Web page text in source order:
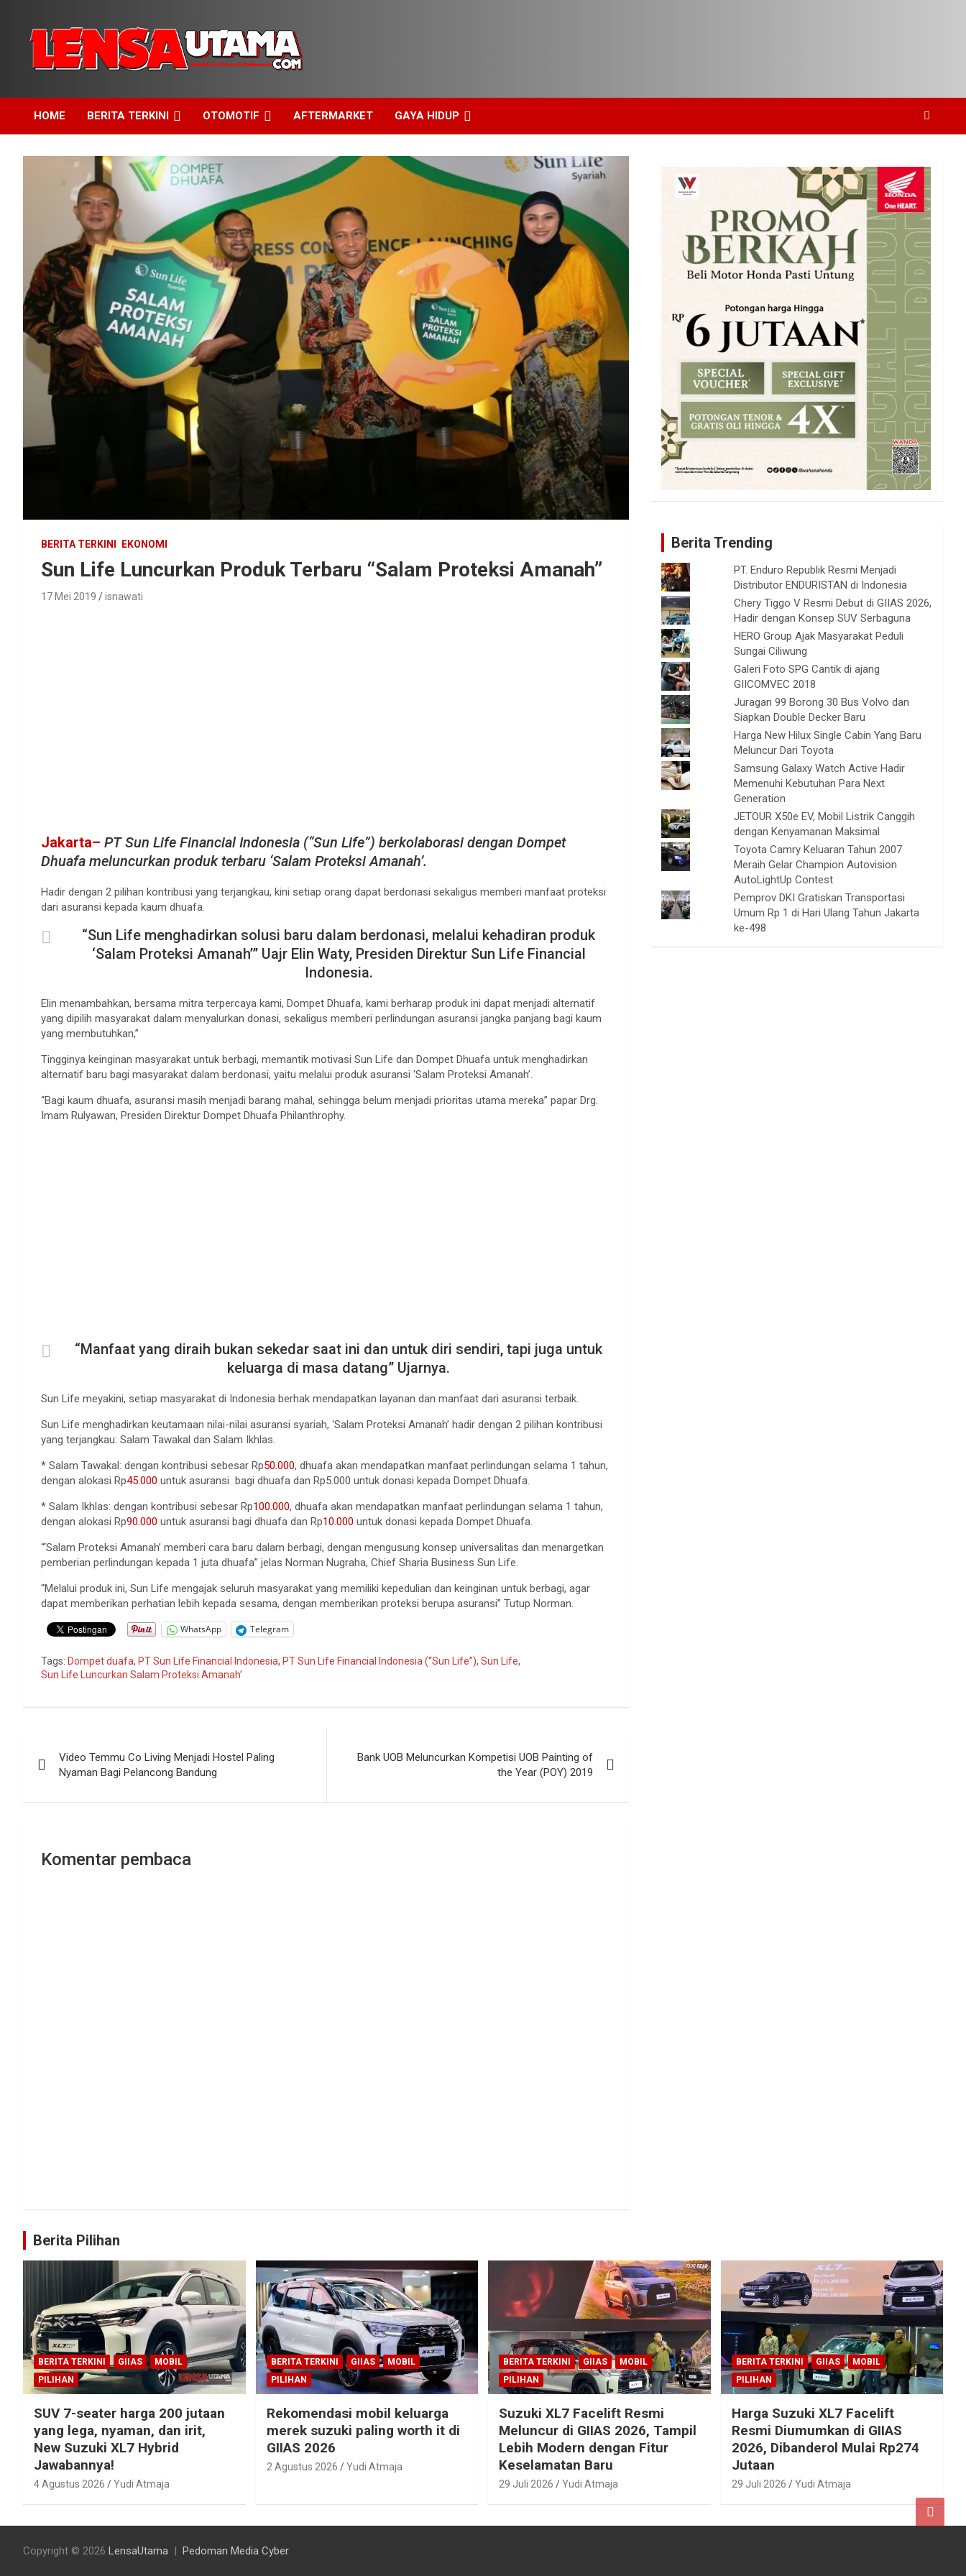
content
LensaUtama
HOME BERITA TERKINI OTOMOTIF AFTERMARKET GAYA HIDUP
BERITA TERKINI EKONOMI
Sun Life Luncurkan Produk Terbaru “Salam Proteksi Amanah”
17 Mei 2019 isnawati
Jakarta– PT Sun Life Financial Indonesia (“Sun Life”) berkolaborasi dengan Dompet
Dhuafa meluncurkan produk terbaru ‘Salam Proteksi Amanah’.
Hadir dengan 2 pilihan kontribusi yang terjangkau, kini setiap orang dapat berdonasi sekaligus memberi manfaat proteksi
dari asuransi kepada kaum dhuafa.
“Sun Life menghadirkan solusi baru dalam berdonasi, melalui kehadiran produk
‘Salam Proteksi Amanah’” Uajr Elin Waty, Presiden Direktur Sun Life Financial
Indonesia.
Elin menambahkan, bersama mitra terpercaya kami, Dompet Dhuafa, kami berharap produk ini dapat menjadi alternatif
yang dipilih masyarakat dalam menyalurkan donasi, sekaligus memberi perlindungan asuransi jangka panjang bagi kaum
yang membutuhkan,”
Tingginya keinginan masyarakat untuk berbagi, memantik motivasi Sun Life dan Dompet Dhuafa untuk menghadirkan
alternatif baru bagi masyarakat dalam berdonasi, yaitu melalui produk asuransi ‘Salam Proteksi Amanah’.
“Bagi kaum dhuafa, asuransi masih menjadi barang mahal, sehingga belum menjadi prioritas utama mereka” papar Drg.
Imam Rulyawan, Presiden Direktur Dompet Dhuafa Philanthrophy.
“Manfaat yang diraih bukan sekedar saat ini dan untuk diri sendiri, tapi juga untuk
keluarga di masa datang” Ujarnya.
Sun Life meyakini, setiap masyarakat di Indonesia berhak mendapatkan layanan dan manfaat dari asuransi terbaik.
Sun Life menghadirkan keutamaan nilai-nilai asuransi syariah, ‘Salam Proteksi Amanah’ hadir dengan 2 pilihan kontribusi
yang terjangkau: Salam Tawakal dan Salam Ikhlas.
* Salam Tawakal: dengan kontribusi sebesar Rp50.000, dhuafa akan mendapatkan manfaat perlindungan selama 1 tahun,
dengan alokasi Rp45.000 untuk asuransi bagi dhuafa dan Rp5.000 untuk donasi kepada Dompet Dhuafa.
* Salam Ikhlas: dengan kontribusi sebesar Rp100.000, dhuafa akan mendapatkan manfaat perlindungan selama 1 tahun,
dengan alokasi Rp90.000 untuk asuransi bagi dhuafa dan Rp10.000 untuk donasi kepada Dompet Dhuafa.
“‘Salam Proteksi Amanah’ memberi cara baru dalam berbagi, dengan mengusung konsep universalitas dan menargetkan
pemberian perlindungan kepada 1 juta dhuafa” jelas Norman Nugraha, Chief Sharia Business Sun Life.
“Melalui produk ini, Sun Life mengajak seluruh masyarakat yang memiliki kepedulian dan keinginan untuk berbagi, agar
dapat memberikan perhatian lebih kepada sesama, dengan memberikan proteksi berupa asuransi” Tutup Norman.
WhatsApp Telegram
Tags: Dompet duafa, PT Sun Life Financial Indonesia, PT Sun Life Financial Indonesia (“Sun Life”), Sun Life,
Sun Life Luncurkan Salam Proteksi Amanah’
pos
Video Temmu Co Living Menjadi Hostel Paling
Nyaman Bagi Pelancong Bandung
Bank UOB Meluncurkan Kompetisi UOB Painting of
the Year (POY) 2019
Komentar pembaca
Berita Trending
PT. Enduro Republik Resmi Menjadi
Distributor ENDURISTAN di Indonesia
Chery Tiggo V Resmi Debut di GIIAS 2026,
Hadir dengan Konsep SUV Serbaguna
HERO Group Ajak Masyarakat Peduli
Sungai Ciliwung
Galeri Foto SPG Cantik di ajang
GIICOMVEC 2018
Juragan 99 Borong 30 Bus Volvo dan
Siapkan Double Decker Baru
Harga New Hilux Single Cabin Yang Baru
Meluncur Dari Toyota
Samsung Galaxy Watch Active Hadir
Memenuhi Kebutuhan Para Next
Generation
JETOUR X50e EV, Mobil Listrik Canggih
dengan Kenyamanan Maksimal
Toyota Camry Keluaran Tahun 2007
Meraih Gelar Champion Autovision
AutoLightUp Contest
Pemprov DKI Gratiskan Transportasi
Umum Rp 1 di Hari Ulang Tahun Jakarta
ke-498
Berita Pilihan
BERITA TERKINI GIIAS
MOBIL
PILIHAN
SUV 7-seater harga 200 jutaan
yang lega, nyaman, dan irit,
New Suzuki XL7 Hybrid
Jawabannya!
4 Agustus 2026 Yudi Atmaja
BERITA TERKINI GIIAS
MOBIL
PILIHAN
Rekomendasi mobil keluarga
merek suzuki paling worth it di
GIIAS 2026
2 Agustus 2026 Yudi Atmaja
BERITA TERKINI GIIAS
MOBIL
PILIHAN
Suzuki XL7 Facelift Resmi
Meluncur di GIIAS 2026, Tampil
Lebih Modern dengan Fitur
Keselamatan Baru
29 Juli 2026 Yudi Atmaja
BERITA TERKINI GIIAS
MOBIL
PILIHAN
Harga Suzuki XL7 Facelift
Resmi Diumumkan di GIIAS
2026, Dibanderol Mulai Rp274
Jutaan
29 Juli 2026 Yudi Atmaja
Copyright © 2026 LensaUtama Pedoman Media Cyber